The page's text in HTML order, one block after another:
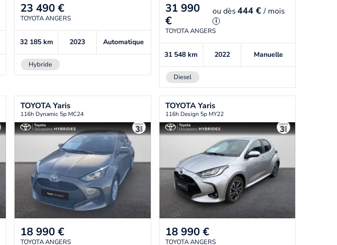
23 490 €
TOYOTA ANGERS
32 185 km 2023 Automatique
Hybride
31 990
€
ou dès444 € / mois
i
TOYOTA ANGERS
31 548km 2022 Manuelle
Diesel
TOYOTAYaris
116h Dynamic 5p MC24
18 990 €
TOYOTA ANGERS
TOYOTAYaris
116h Design 5p MY22
18 990 €
TOYOTA ANGERS